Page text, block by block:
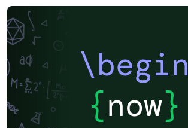
\begin
{now}